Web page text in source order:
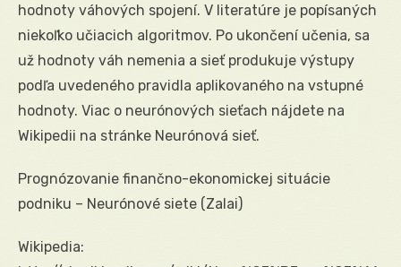
hodnoty váhových spojení. V literatúre je popísaných
niekoľko učiacich algoritmov. Po ukončení učenia, sa
už hodnoty váh nemenia a sieť produkuje výstupy
podľa uvedeného pravidla aplikovaného na vstupné
hodnoty. Viac o neurónových sieťach nájdete na
Wikipedii na stránke Neurónová sieť.
Prognózovanie finančno-ekonomickej situácie
podniku – Neurónové siete (Zalai)
Wikipedia: